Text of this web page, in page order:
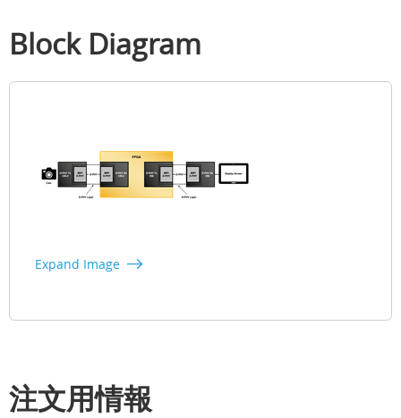
Block Diagram
Expand Image
注文用情報